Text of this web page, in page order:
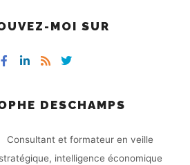
MOI SUR
DESCHAMPS
Consultant et formateur en veille
stratégique, intelligence économique